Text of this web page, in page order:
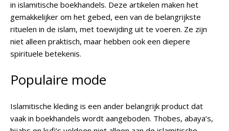
in islamitische boekhandels. Deze artikelen maken het
gemakkelijker om het gebed, een van de belangrijkste
rituelen in de islam, met toewijding uit te voeren. Ze zijn
niet alleen praktisch, maar hebben ook een diepere
spirituele betekenis.
Populaire mode
Islamitische kleding is een ander belangrijk product dat
vaak in boekhandels wordt aangeboden. Thobes, abaya’s,